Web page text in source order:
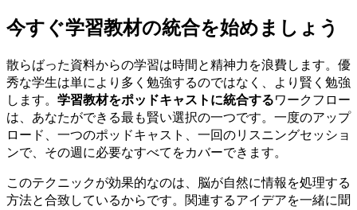
今すぐ学習教材の統合を始めましょう
散らばった資料からの学習は時間と精神力を浪費します。優
秀な学生は単により多く勉強するのではなく、より賢く勉強
します。 学習教材をポッドキャストに統合するワークフロー
は、あなたができる最も賢い選択の一つです。一度のアップ
ロード、一つのポッドキャスト、一回のリスニングセッショ
ンで、その週に必要なすべてをカバーできます。
このテクニックが効果的なのは、脳が自然に情報を処理する
方法と合致しているからです。関連するアイデアを一緒に聞